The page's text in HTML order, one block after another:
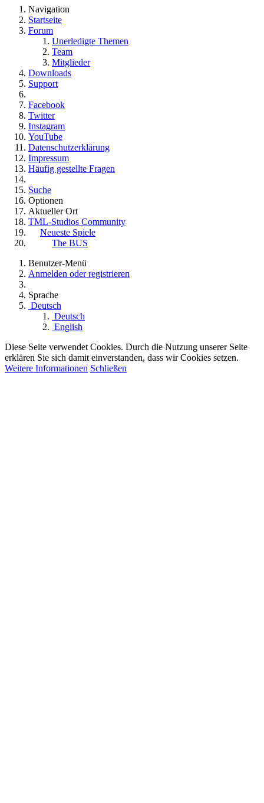
Navigation
Startseite
Forum
Unerledigte Themen
Team
Mitglieder
Downloads
Support
Facebook
Twitter
Instagram
YouTube
Datenschutzerklärung
Impressum
Häufig gestellte Fragen
Suche
Optionen
Aktueller Ort
TML-Studios Community
Neueste Spiele
The BUS
Benutzer-Menü
Anmelden oder registrieren
Sprache
Deutsch
Deutsch
English
Diese Seite verwendet Cookies. Durch die Nutzung unserer Seite
erklären Sie sich damit einverstanden, dass wir Cookies setzen.
Weitere Informationen Schließen